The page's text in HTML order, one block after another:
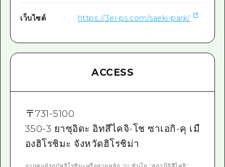
เว็บไซต์ https://3ei-ps.com/saeki-park/
ACCESS
〒731-5100
350-3 ยาซุอิดะ อิทสึไคจิ-โช ซาเอกิ-คุ เมื
องฮิโรชิมะ จังหวัดฮิโรชิม่า